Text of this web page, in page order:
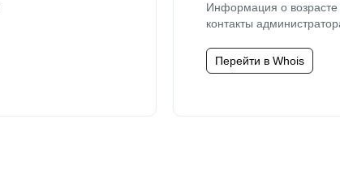
Информация о возрасте
контакты
Перейти в Whois